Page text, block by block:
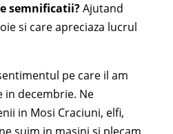
semnificatii?Ajutand
si care apreciaza lucrul
pe care il am
in decembrie. Ne
in Mosi Craciuni, elfi,